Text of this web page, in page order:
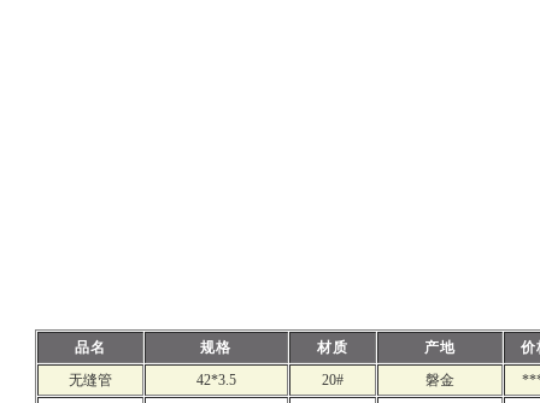
品名 规格 材质 产地
价
无缝管
42*3.5 20# 磐金